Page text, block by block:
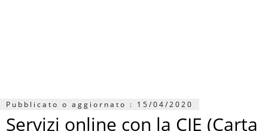
Pubblicato o aggiornato : 15/04/2020
Servizi online con la CIE (Carta